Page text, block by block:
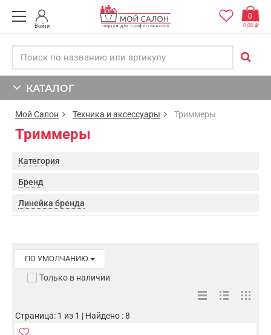
Войти
0
0,00
КАТАЛОГ
Мой Салон Техника и аксессуары Триммеры
Триммеры
Категория
Бренд
Линейка бренда
ПО УМОЛЧАНИЮ
Только в наличии
Страница: 1 из 1 | Найдено : 8